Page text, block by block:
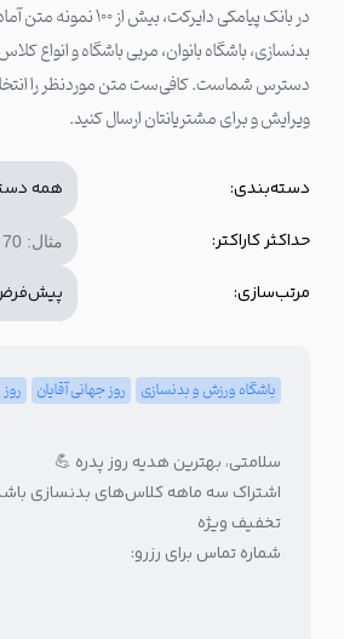
در بانک پیامکی دایرکت، بیش
بدنسازی، باشگاه بانوان، مربی باشگاه و انواع
دسترس شماست. کافی‌ست متن موردنظر را
ویرایش و برای مشتریانتان ارسال کنید.
دسته‌بندی:
حداکثر کاراکتر:
مرتب‌سازی:
باشگاه ورزش و بدنسازی روز جهانی آقایان روز
سلامتی، بهترین هدیه روز پدره 💪
اشتراک سه ماهه کلاس‌های بدنسازی
تخفیف ویژه
شماره تماس برای رزرو: